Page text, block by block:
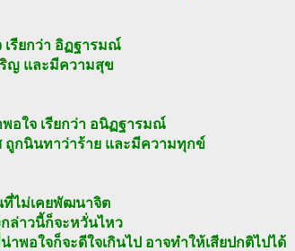
รียกว่า อิฏฐารมณ์
ญ และมีความสุข
อใจ เรียกว่า อนิฏฐารมณ์
ถูกนินทาว่าร้าย และมีความทุกข์
ที่ไม่เคยพัฒนาจิต
ล่าวนี้ก็จะหวั่นไหว
พอใจก็จะดีใจเกินไป อาจทำให้เสียปกติไปได้